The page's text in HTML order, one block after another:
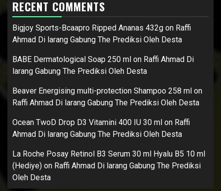
RECENT COMMENTS
Bigjoy Sports-Bcaapro Ripped Ananas 432g on Raffi
Ahmad Di larang Gabung The Prediksi Oleh Desta
BABE Dermatological Soap 250 ml on Raffi Ahmad Di
larang Gabung The Prediksi Oleh Desta
Beaver Energising multi-protection Shampoo 258 ml on
Raffi Ahmad Di larang Gabung The Prediksi Oleh Desta
Ocean TwoD Drop D3 Vitamini 400 IU 30 ml on Raffi
Ahmad Di larang Gabung The Prediksi Oleh Desta
La Roche Posay Retinol B3 Serum 30 ml Hyalu B5 10 ml
(Hediye) on Raffi Ahmad Di larang Gabung The Prediksi
Oleh Desta